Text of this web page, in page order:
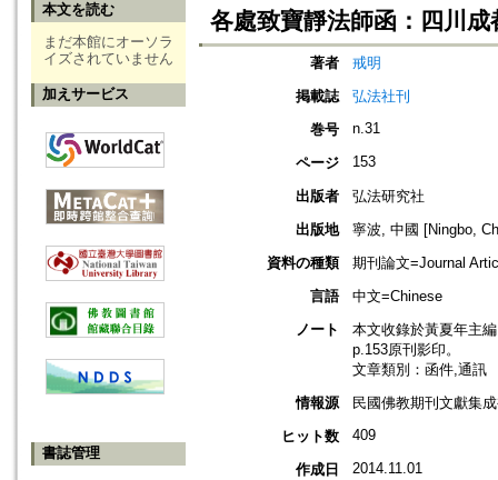
本文を読む
まだ本館にオーソラ
イズされていません
加えサービス
書誌管理
各處致寶靜法師函：四川
著者
戒明
掲載誌
弘法社刊
巻号
n.31
ページ 153
出版者
弘法研究社
出版地
寧波, 中國 [Ningbo,
資料の種類
期刊論文=Journal
言語
中文=Chinese
ノート
本文收錄於黃夏年主
p.153原刊影印。
文章類別：函件,通訊
情報源
民國佛教期刊文獻集
ヒット数
409
作成日 2014.11.01